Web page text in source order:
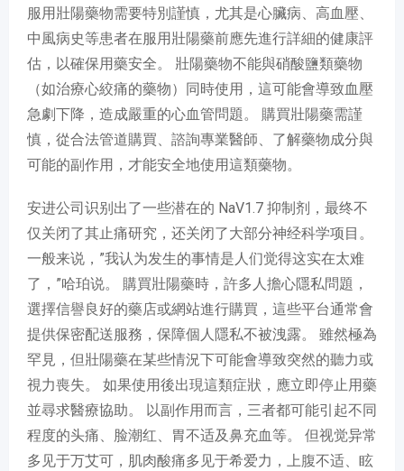
服用壯陽藥物需要特別謹慎，尤其是心臟病、高血壓、
中風病史等患者在服用壯陽藥前應先進行詳細的健康評
估，以確保用藥安全。 壯陽藥物不能與硝酸鹽類藥物
（如治療心絞痛的藥物）同時使用，這可能會導致血壓
急劇下降，造成嚴重的心血管問題。 購買壯陽藥需謹
慎，從合法管道購買、諮詢專業醫師、了解藥物成分與
可能的副作用，才能安全地使用這類藥物。
安进公司识别出了一些潜在的 NaV1.7 抑制剂，最终不
仅关闭了其止痛研究，还关闭了大部分神经科学项目。
一般来说，”我认为发生的事情是人们觉得这实在太难
了，”哈珀说。 購買壯陽藥時，許多人擔心隱私問題，
選擇信譽良好的藥店或網站進行購買，這些平台通常會
提供保密配送服務，保障個人隱私不被洩露。 雖然極為
罕見，但壯陽藥在某些情況下可能會導致突然的聽力或
視力喪失。 如果使用後出現這類症狀，應立即停止用藥
並尋求醫療協助。 以副作用而言，三者都可能引起不同
程度的头痛、脸潮红、胃不适及鼻充血等。 但视觉异常
多见于万艾可，肌肉酸痛多见于希爱力，上腹不适、眩